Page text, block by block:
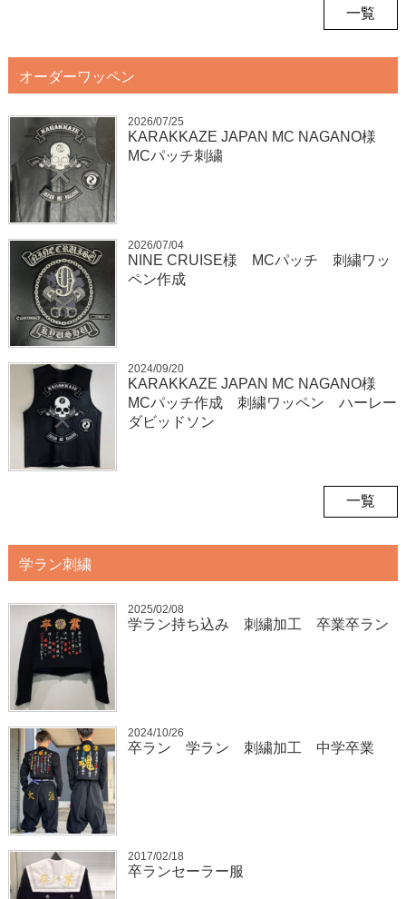
一覧
オーダーワッペン
2026/07/25
KARAKKAZE JAPAN MC NAGANO様
MCパッチ刺繍
2026/07/04
NINE CRUISE様 MCパッチ 刺繍ワッ
ペン作成
2024/09/20
KARAKKAZE JAPAN MC NAGANO様
MCパッチ作成 刺繍ワッペン ハーレー
ダビッドソン
一覧
学ラン刺繍
2025/02/08
学ラン持ち込み 刺繍加工 卒業卒ラン
2024/10/26
卒ラン 学ラン 刺繍加工 中学卒業
2017/02/18
卒ランセーラー服